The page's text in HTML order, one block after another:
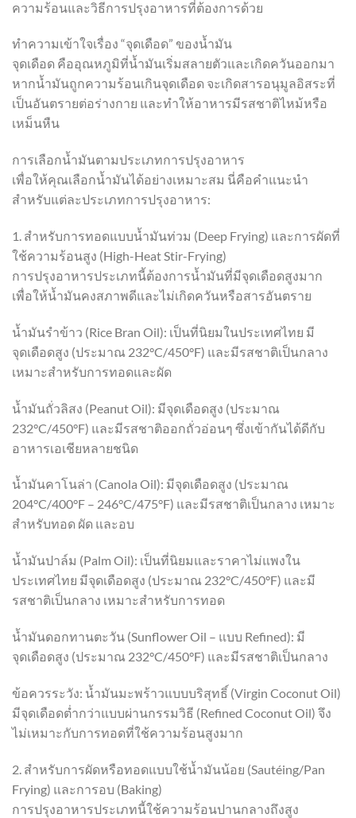
ความร้อนและวิธีการปรุงอาหารที่ต้องการด้วย
ทำความเข้าใจเรื่อง “จุดเดือด” ของน้ำมัน
จุดเดือด คืออุณหภูมิที่น้ำมันเริ่มสลายตัวและเกิดควันออกมา
หากน้ำมันถูกความร้อนเกินจุดเดือด จะเกิดสารอนุมูลอิสระที่
เป็นอันตรายต่อร่างกาย และทำให้อาหารมีรสชาติไหม้หรือ
เหม็นหืน
การเลือกน้ำมันตามประเภทการปรุงอาหาร
เพื่อให้คุณเลือกน้ำมันได้อย่างเหมาะสม นี่คือคำแนะนำ
สำหรับแต่ละประเภทการปรุงอาหาร:
1. สำหรับการทอดแบบน้ำมันท่วม (Deep Frying) และการผัดที่
ใช้ความร้อนสูง (High-Heat Stir-Frying)
การปรุงอาหารประเภทนี้ต้องการน้ำมันที่มีจุดเดือดสูงมาก
เพื่อให้น้ำมันคงสภาพดีและไม่เกิดควันหรือสารอันตราย
น้ำมันรำข้าว (Rice Bran Oil): เป็นที่นิยมในประเทศไทย มี
จุดเดือดสูง (ประมาณ 232°C/450°F) และมีรสชาติเป็นกลาง
เหมาะสำหรับการทอดและผัด
น้ำมันถั่วลิสง (Peanut Oil): มีจุดเดือดสูง (ประมาณ
232°C/450°F) และมีรสชาติออกถั่วอ่อนๆ ซึ่งเข้ากันได้ดีกับ
อาหารเอเชียหลายชนิด
น้ำมันคาโนล่า (Canola Oil): มีจุดเดือดสูง (ประมาณ
204°C/400°F – 246°C/475°F) และมีรสชาติเป็นกลาง เหมาะ
สำหรับทอด ผัด และอบ
น้ำมันปาล์ม (Palm Oil): เป็นที่นิยมและราคาไม่แพงใน
ประเทศไทย มีจุดเดือดสูง (ประมาณ 232°C/450°F) และมี
รสชาติเป็นกลาง เหมาะสำหรับการทอด
น้ำมันดอกทานตะวัน (Sunflower Oil – แบบ Refined): มี
จุดเดือดสูง (ประมาณ 232°C/450°F) และมีรสชาติเป็นกลาง
ข้อควรระวัง: น้ำมันมะพร้าวแบบบริสุทธิ์ (Virgin Coconut Oil)
มีจุดเดือดต่ำกว่าแบบผ่านกรรมวิธี (Refined Coconut Oil) จึง
ไม่เหมาะกับการทอดที่ใช้ความร้อนสูงมาก
2. สำหรับการผัดหรือทอดแบบใช้น้ำมันน้อย (Sautéing/Pan
Frying) และการอบ (Baking)
การปรุงอาหารประเภทนี้ใช้ความร้อนปานกลางถึงสูง